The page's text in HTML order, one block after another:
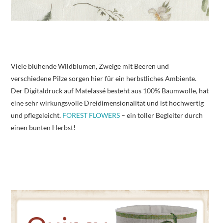
Viele blühende Wildblumen, Zweige mit Beeren und
verschiedene Pilze sorgen hier für ein herbstliches Ambiente.
Der Digitaldruck auf Matelassé besteht aus 100% Baumwolle, hat
eine sehr wirkungsvolle Dreidimensionalität und ist hochwertig
und pflegeleicht. FOREST FLOWERS – ein toller Begleiter durch
einen bunten Herbst!